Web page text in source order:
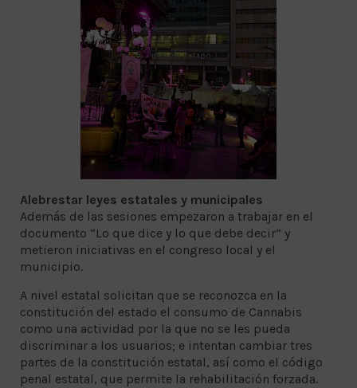
Alebrestar leyes estatales y municipales
Además de las sesiones empezaron a trabajar en el
documento “Lo que dice y lo que debe decir” y
metieron iniciativas en el congreso local y el
municipio.
A nivel estatal solicitan que se reconozca en la
constitución del estado el consumo de Cannabis
como una actividad por la que no se les pueda
discriminar a los usuarios; e intentan cambiar tres
partes de la constitución estatal, así como el código
penal estatal, que permite la rehabilitación forzada.